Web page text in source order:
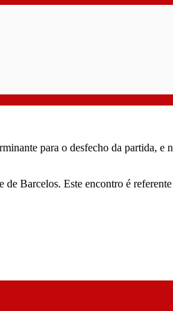
para o desfecho da partida,
Barcelos. Este encontro é